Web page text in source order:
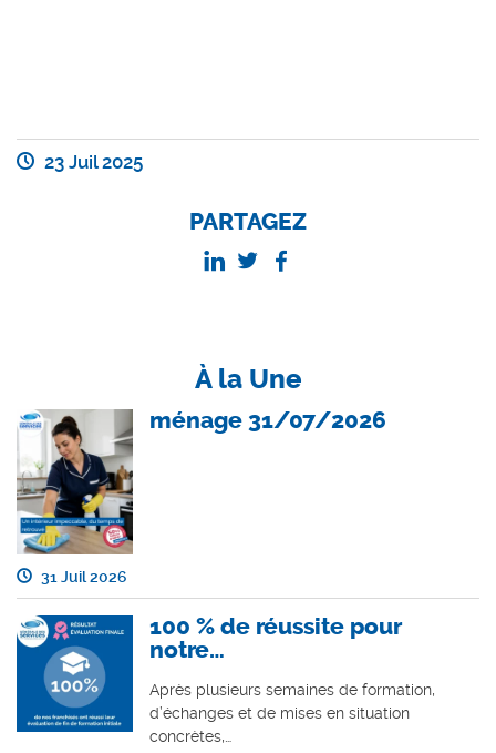
23 Juil 2025
PARTAGEZ
À la Une
ménage 31/07/2026
31 Juil 2026
100 % de réussite pour
notre…
Après plusieurs semaines de formation,
d’échanges et de mises en situation
concrètes,…